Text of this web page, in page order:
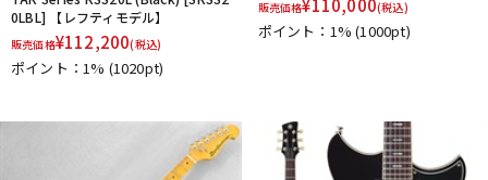
0LBL] 【レフティモデル】
販売価格¥112,200(税込)
ポイント：1% (1020pt)
販売価格¥110,000(税込)
ポイント：1%(1000pt)